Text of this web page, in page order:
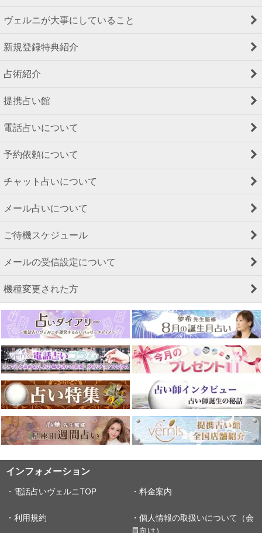
ヴェルニが大事にしていること
新規登録特典紹介
占術紹介
提携占い館
電話占いについて
予約依頼について
チャット占いについて
メール占いについて
ご待機スケジュール
メールの受信設定について
機種変更された方
インフォメーション
・電話占いヴェルニTOP ・料金案内
・利用規約
・個人情報の取扱いについて（会
員向け）